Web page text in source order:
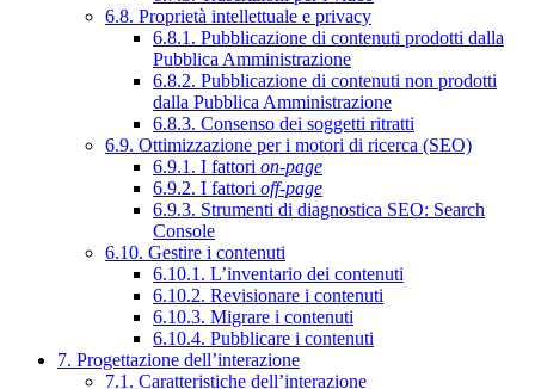
6.8. Proprietà intellettuale e privacy
6.8.1. Pubblicazione di contenuti prodotti dalla
Pubblica Amministrazione
6.8.2. Pubblicazione di contenuti non prodotti
dalla Pubblica Amministrazione
6.8.3. Consenso dei soggetti ritratti
6.9. Ottimizzazione per i motori di ricerca (SEO)
6.9.1. I fattori on-page
6.9.2. I fattori off-page
6.9.3. Strumenti di diagnostica SEO: Search
Console
6.10. Gestire i contenuti
6.10.1. L’inventario dei contenuti
6.10.2. Revisionare i contenuti
6.10.3. Migrare i contenuti
6.10.4. Pubblicare i contenuti
7. Progettazione dell’interazione
7.1. Caratteristiche dell’interazione